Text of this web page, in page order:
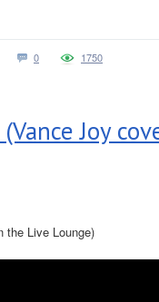
0 1750
Joy
Live Lounge)